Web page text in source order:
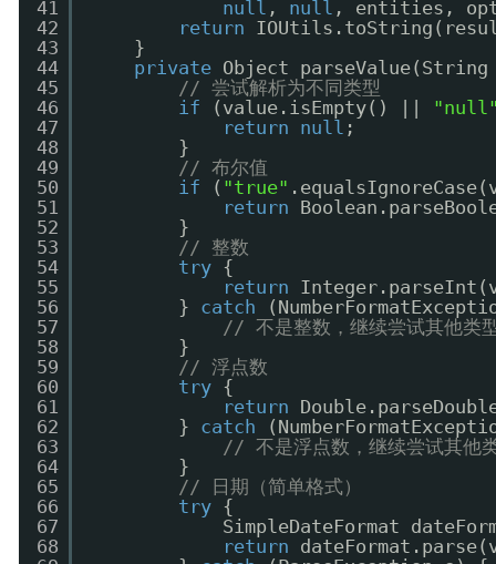
41
42
43
44
45
46
47
48
49
50
51
52
53
54
55
56
57
58
59
60
61
62
63
64
65
66
67
68
null , null , entities,
return
}
private Object
// 尝试解析为不同类型
if
(value.isEmpty() ||
return
null ;
}
// 布尔值
if
( "true"
return
}
// 整数
try {
return
} catch
// 不是整数，继续尝试其他类
}
// 浮点数
try {
return
} catch
// 不是浮点数，继续尝试其他
}
// 日期（简单格式）
try {
SimpleDateFormat
return